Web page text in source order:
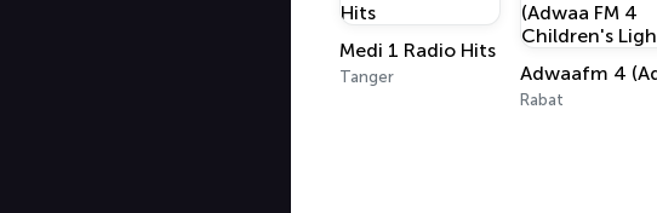
Medi 1 Radio Hits
Tanger
Rabat